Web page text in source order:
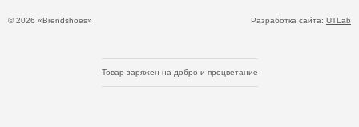
© 2026 «Brendshoes» Разработка сайта: UTLab
Товар заряжен на добро и процветание